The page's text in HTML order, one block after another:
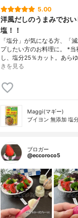
5.00
洋風だしのうまみでお
塩！！
「塩分」が気になる方、「
プしたい方のお料理に。 *
し、塩分25％カット。あら
きを見る
Maggi(マギー)
ブイヨン 無添加 塩
ブロガー
@eccoroco5